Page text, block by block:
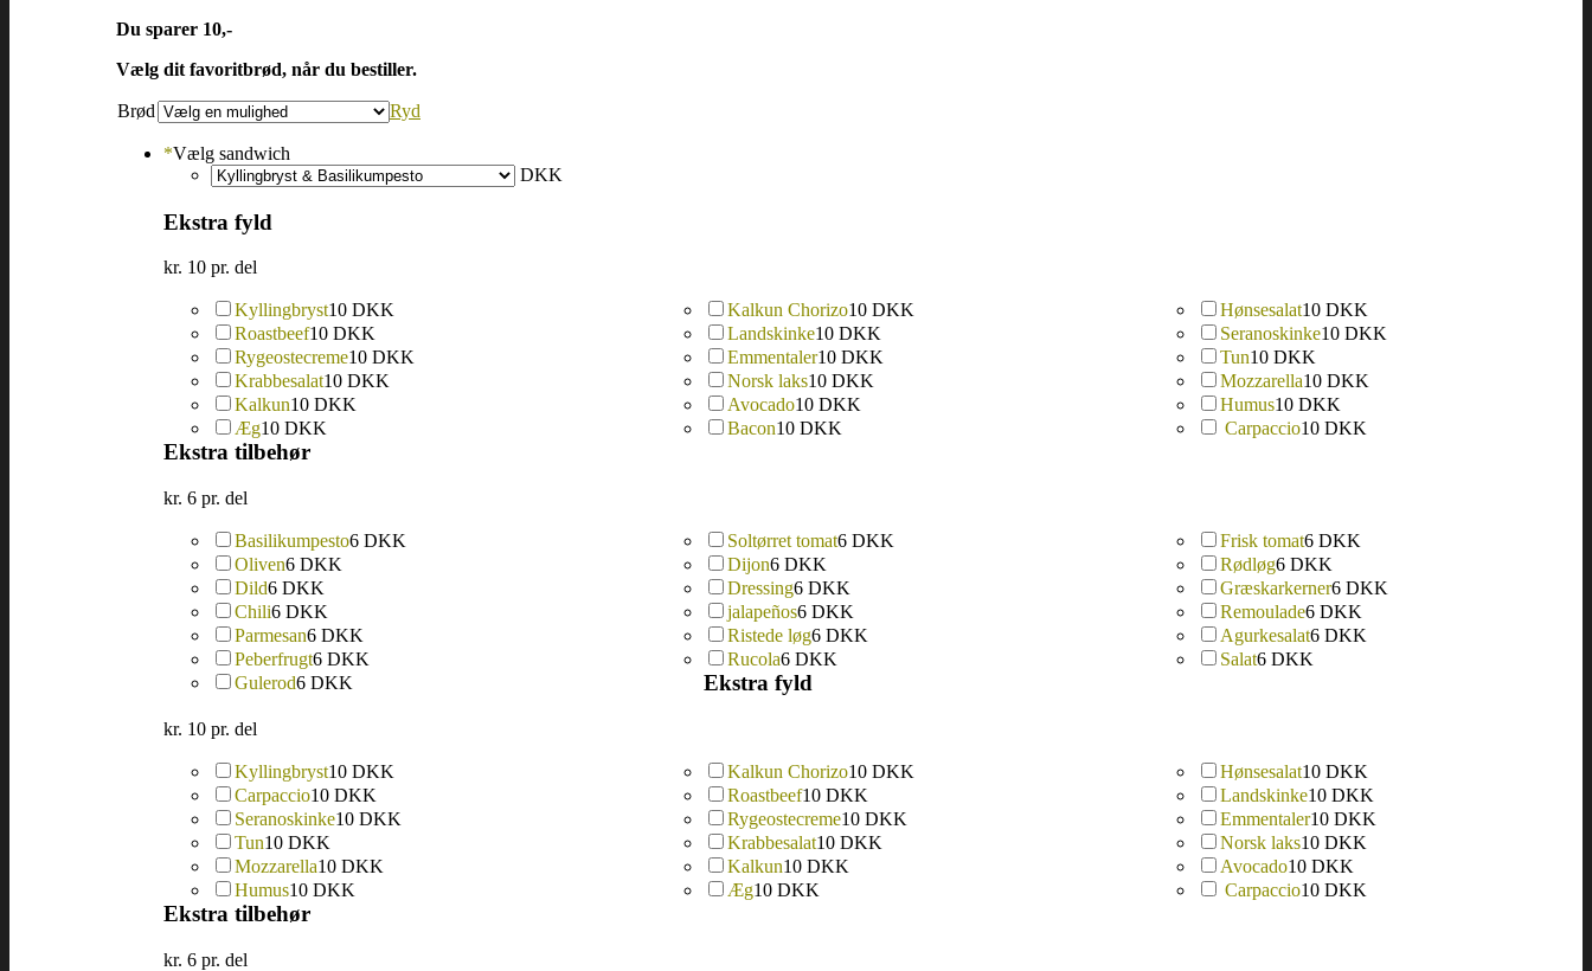
Du sparer 10,-
Vælg dit favoritbrød, når du bestiller.
Brød Ryd
*Vælg sandwich
DKK
Ekstra fyld
kr. 10 pr. del
Kyllingbryst10 DKK Kalkun Chorizo10 DKK Hønsesalat10 DKK
Roastbeef10 DKK Landskinke10 DKK Seranoskinke10 DKK
Rygeostecreme10 DKK Emmentaler10 DKK Tun10 DKK
Krabbesalat10 DKK Norsk laks10 DKK Mozzarella10 DKK
Kalkun10 DKK Avocado10 DKK Humus10 DKK
Æg10 DKK Bacon10 DKK Carpaccio10 DKK
Ekstra tilbehør
kr. 6 pr. del
Basilikumpesto6 DKK Soltørret tomat6 DKK Frisk tomat6 DKK
Oliven6 DKK Dijon6 DKK Rødløg6 DKK
Dild6 DKK Dressing6 DKK Græskarkerner6 DKK
Chili6 DKK jalapeños6 DKK Remoulade6 DKK
Parmesan6 DKK Ristede løg6 DKK Agurkesalat6 DKK
Peberfrugt6 DKK Rucola6 DKK Salat6 DKK
Gulerod6 DKK Ekstra fyld
kr. 10 pr. del
Kyllingbryst10 DKK Kalkun Chorizo10 DKK Hønsesalat10 DKK
Carpaccio10 DKK Roastbeef10 DKK Landskinke10 DKK
Seranoskinke10 DKK Rygeostecreme10 DKK Emmentaler10 DKK
Tun10 DKK Krabbesalat10 DKK Norsk laks10 DKK
Mozzarella10 DKK Kalkun10 DKK Avocado10 DKK
Humus10 DKK Æg10 DKK Carpaccio10 DKK
Ekstra tilbehør
kr. 6 pr. del